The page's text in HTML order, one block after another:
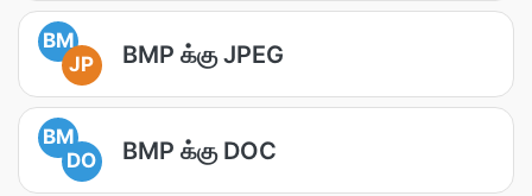
BM
JP
BMP க்கு JPEG
BM
DO
BMP க்கு DOC